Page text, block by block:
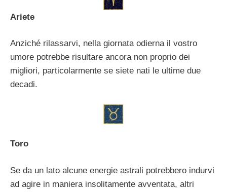
Ariete
Anziché rilassarvi, nella giornata odierna il vostro
umore potrebbe risultare ancora non proprio dei
migliori, particolarmente se siete nati le ultime due
decadi.
Toro
Se da un lato alcune energie astrali potrebbero indurvi
ad agire in maniera insolitamente avventata, altri